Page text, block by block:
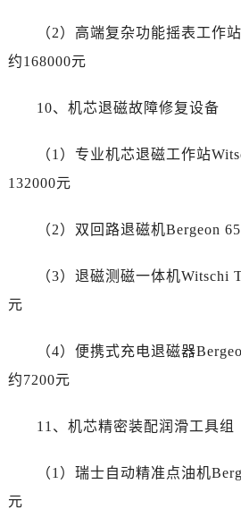
（2）高端复杂功能摇表工作
约168000元
10、机芯退磁故障修复设备
（1）专业机芯退磁工作站
132000元
（2）双回路退磁机Bergeon
（3）退磁测磁一体机Witschi
元
（4）便携式充电退磁器
约7200元
11、机芯精密装配润滑工具组
（1）瑞士自动精准点油机
元